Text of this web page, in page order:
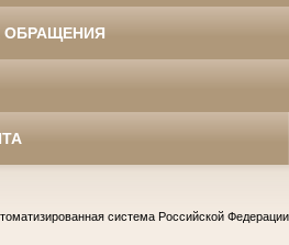
ОБРАЩЕНИЯ
система Российской